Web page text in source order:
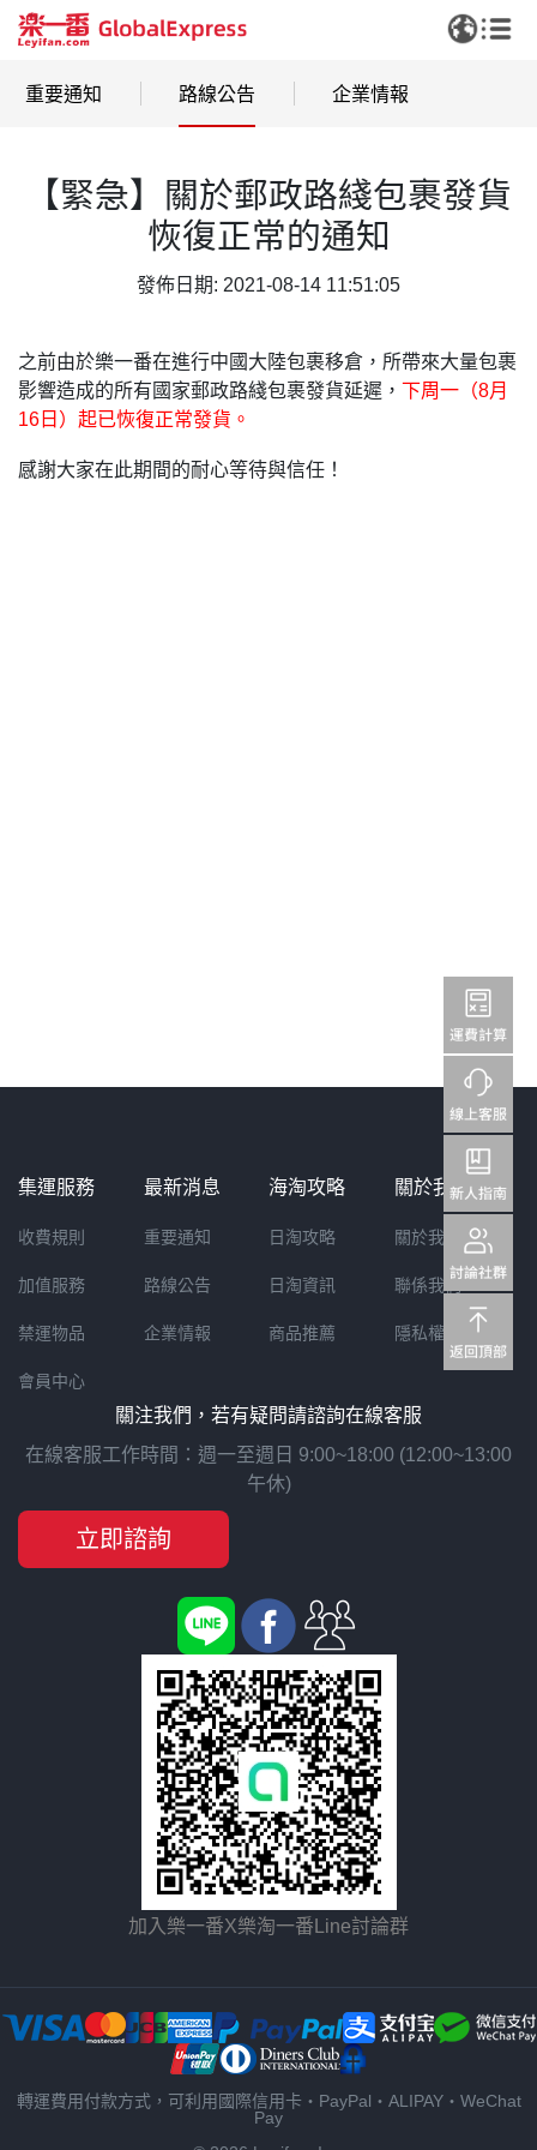
重要通知 路線公告 企業情報
【緊急】關於郵政路綫包裹發貨
恢復正常的通知
發佈日期: 2021-08-14 11:51:05
之前由於樂一番在進行中國大陸包裹移倉，所帶來大量包裹
影響造成的所有國家郵政路綫包裹發貨延遲， 下周一（8月
16日）起已恢復正常發貨。
感謝大家在此期間的耐心等待與信任！
集運服務
收費規則
加值服務
禁運物品
會員中心
最新消息
重要通知
路線公告
企業情報
海淘攻略
日淘攻略
日淘資訊
商品推薦
關於我們
關於我們
聯係我們
隱私權聲明
關注我們，若有疑問請諮詢在線客服
在線客服工作時間：週一至週日 9:00~18:00 (12:00~13:00
午休)
立即諮詢
加入樂一番X樂淘一番Line討論群
轉運費用付款方式，可利用國際信用卡・PayPal・ALIPAY・WeChat
Pay